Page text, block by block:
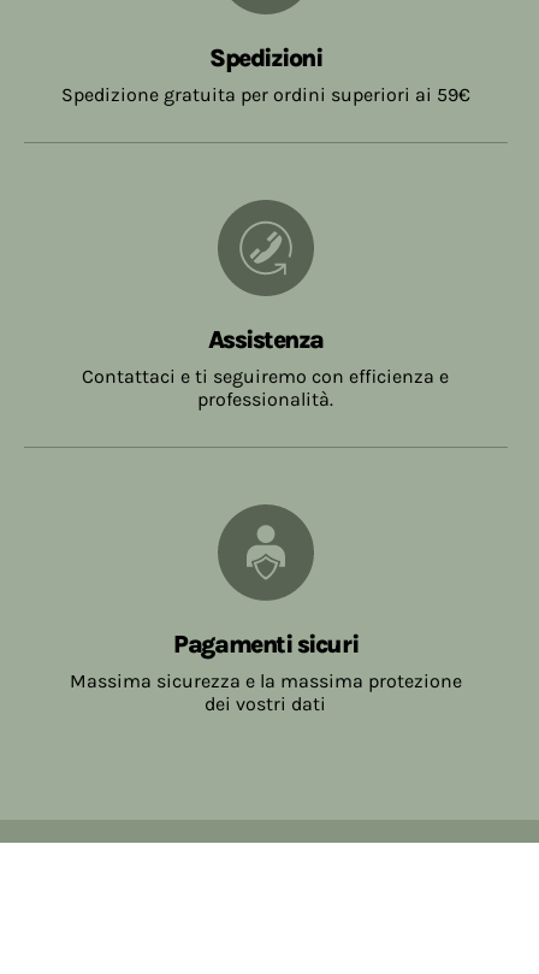
Spedizioni
Spedizione gratuita per ordini superiori ai 59€
Assistenza
Contattaci e ti seguiremo con efficienza e
professionalità.
Pagamenti sicuri
Massima sicurezza e la massima protezione
dei vostri dati